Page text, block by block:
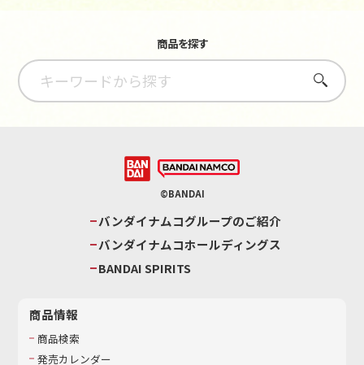
商品を探す
さがす
©BANDAI
バンダイナムコグループのご紹介
バンダイナムコホールディングス
BANDAI SPIRITS
商品情報
商品検索
発売カレンダー